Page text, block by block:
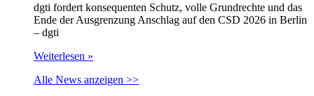
dgti fordert konsequenten Schutz, volle Grundrechte und das
Ende der Ausgrenzung Anschlag auf den CSD 2026 in Berlin
– dgti
Weiterlesen »
Alle News anzeigen >>